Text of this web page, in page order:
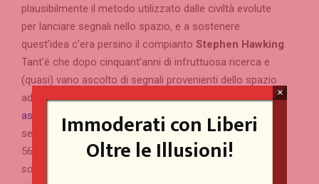
plausibilmente il metodo utilizzato dalle civiltà evolute
per lanciare segnali nello spazio, e a sostenere
quest’idea c’era persino il compianto Stephen Hawking.
Tant’è che dopo cinquant’anni di infruttuosa ricerca e
(quasi) vano ascolto di segnali provenienti dello spazio
ad opera delSETI,tra il 2004 e il 2016 un gruppo di
astronomi della
University of California di Berkeley
sempre nell’ambito del progetto SETI, ha vagliato circa
5600 stelle della Via Lattea, «
delle quali almeno 2000
sono circondate – o potrebbero essere circondate – da
Immoderati con Liberi
Oltre le Illusioni!
×